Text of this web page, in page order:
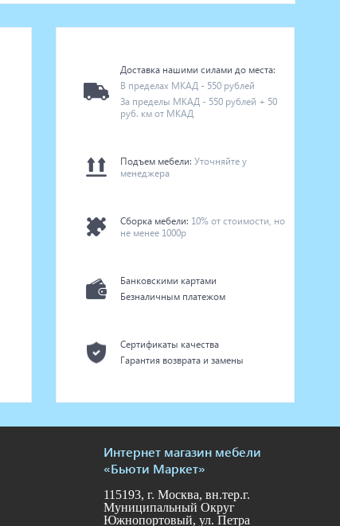
Доставка нашими силами до места:
В пределах МКАД - 550 рублей
За пределы МКАД - 550 рублей + 50
руб. км от МКАД
Подъем мебели: Уточняйте у
менеджера
Сборка мебели: 10% от стоимости, но
не менее 1000р
Банковскими картами
Безналичным платежом
Сертификаты качества
Гарантия возврата и замены
Интернет магазин мебели
«Бьюти Маркет»
115193, г. Москва, вн.тер.г.
Муниципальный Округ
Южнопортовый, ул. Петра